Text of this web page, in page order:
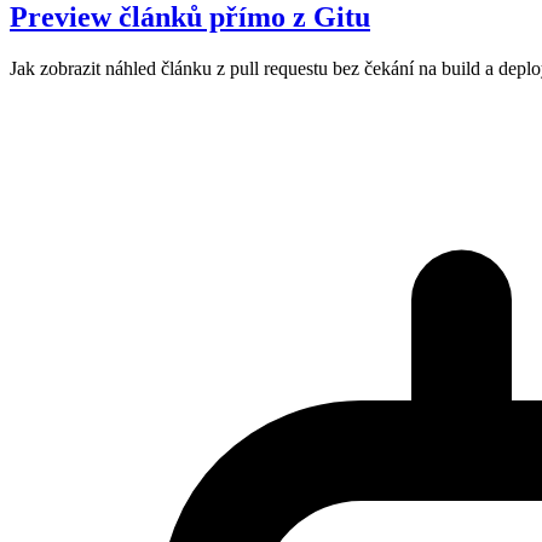
Preview článků přímo z Gitu
Jak zobrazit náhled článku z pull requestu bez čekání na build a